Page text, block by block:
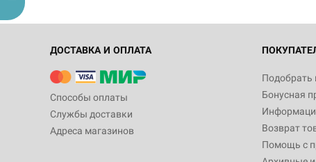
ДОСТАВКА И ОПЛАТА
Способы оплаты
Службы доставки
Адреса магазинов
Подобрать
Бонусная
Возврат
Помощь с